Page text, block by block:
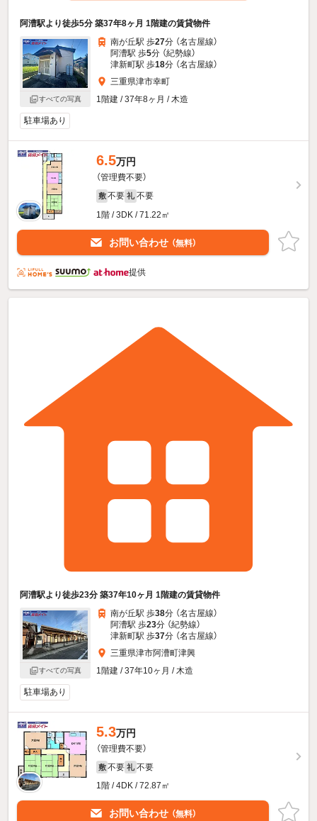
阿漕駅より徒歩5分 築37年8ヶ月 1階建の賃貸物件
すべての写真
南が丘駅 歩27分 （名古屋線）
阿漕駅 歩5分 （紀勢線）
津新町駅 歩18分 （名古屋線）
三重県津市幸町
1階建 / 37年8ヶ月 / 木造
駐車場あり
6.5万円
（管理費不要）
敷 不要 礼 不要
1階 / 3DK / 71.22㎡
お問い合わせ （無料）
提供
阿漕駅より徒歩23分 築37年10ヶ月 1階建の賃貸物件
すべての写真
南が丘駅 歩38分 （名古屋線）
阿漕駅 歩23分 （紀勢線）
津新町駅 歩37分 （名古屋線）
三重県津市阿漕町津興
1階建 / 37年10ヶ月 / 木造
駐車場あり
5.3万円
（管理費不要）
敷 不要 礼 不要
1階 / 4DK / 72.87㎡
お問い合わせ （無料）